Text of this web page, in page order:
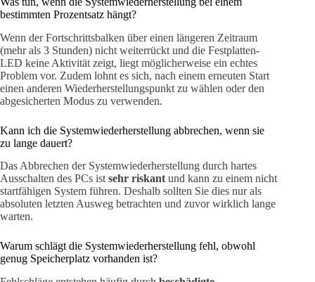
bestimmten Prozentsatz hängt?
Wenn der Fortschrittsbalken über einen längeren Zeitraum
(mehr als 3 Stunden) nicht weiterrückt und die Festplatten-
LED keine Aktivität zeigt, liegt möglicherweise ein echtes
Problem vor. Zudem lohnt es sich, nach einem erneuten Start
einen anderen Wiederherstellungspunkt zu wählen oder den
abgesicherten Modus zu verwenden.
Kann ich die Systemwiederherstellung abbrechen, wenn sie
zu lange dauert?
Das Abbrechen der Systemwiederherstellung durch hartes
Ausschalten des PCs istsehr riskantund kann zu einem nicht
startfähigen System führen. Deshalb sollten Sie dies nur als
absoluten letzten Ausweg betrachten und zuvor wirklich lange
warten.
Warum schlägt die Systemwiederherstellung fehl, obwohl
genug Speicherplatz vorhanden ist?